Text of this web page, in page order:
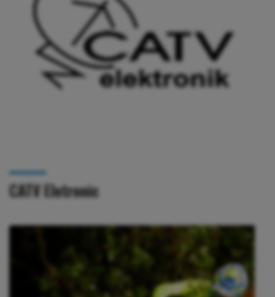
CATV Eletronic